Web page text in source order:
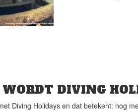
DIVING
Diving Holidays en dat betekent: nog